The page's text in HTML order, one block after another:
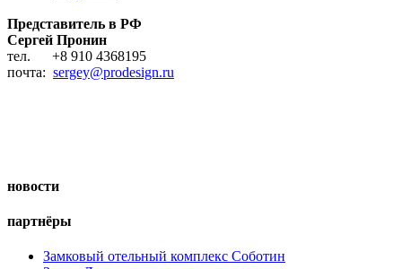
Представитель в РФ
Сергей Пронин
тел. +8 910 4368195
почта: sergey@prodesign.ru
нoвости
партнёры
Замковый отельный комплекс Соботин